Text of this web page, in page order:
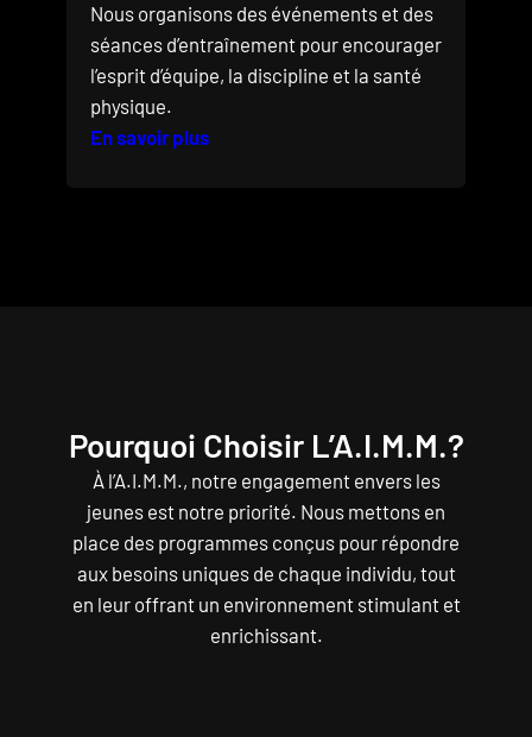
Nous organisons des événements et des
séances d’entraînement pour encourager
l’esprit d’équipe, la discipline et la santé
physique.
En savoir plus
Pourquoi Choisir L’A.I.M.M.?
À l’A.I.M.M., notre engagement envers les
jeunes est notre priorité. Nous mettons en
place des programmes conçus pour répondre
aux besoins uniques de chaque individu, tout
en leur offrant un environnement stimulant et
enrichissant.